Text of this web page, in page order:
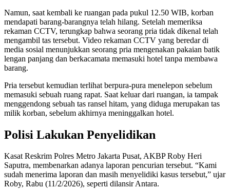
Namun, saat kembali ke ruangan pada pukul 12.50 WIB, korban
mendapati barang-barangnya telah hilang. Setelah memeriksa
rekaman CCTV, terungkap bahwa seorang pria tidak dikenal telah
mengambil tas tersebut. Video rekaman CCTV yang beredar di
media sosial menunjukkan seorang pria mengenakan pakaian batik
lengan panjang dan berkacamata memasuki hotel tanpa membawa
barang.
Pria tersebut kemudian terlihat berpura-pura menelepon sebelum
memasuki sebuah ruang rapat. Saat keluar dari ruangan, ia tampak
menggendong sebuah tas ransel hitam, yang diduga merupakan tas
milik korban, sebelum akhirnya meninggalkan hotel.
Polisi Lakukan Penyelidikan
Kasat Reskrim Polres Metro Jakarta Pusat, AKBP Roby Heri
Saputra, membenarkan adanya laporan pencurian tersebut. “Kami
sudah menerima laporan dan masih menyelidiki kasus tersebut,” ujar
Roby, Rabu (11/2/2026), seperti dilansir Antara.